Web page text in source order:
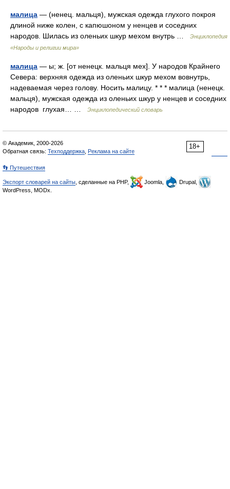
малица — (ненец. мальця), мужская одежда глухого покроя
длиной ниже колен, с капюшоном у ненцев и соседних
народов. Шилась из оленьих шкур мехом внутрь …
Энциклопедия
«Народы и религии мира»
малица — ы; ж. [от ненецк. мальця мех]. У народов Крайнего
Севера: верхняя одежда из оленьих шкур мехом вовнутрь,
надеваемая через голову. Носить малицу. * * * малица (ненецк.
мальця), мужская одежда из оленьих шкур у ненцев и соседних
народов глухая… …
Энциклопедический словарь
18+
© Академик, 2000-2026
Обратная связь: Техподдержка Реклама на сайте
👣 Путешествия
Экспорт словарей на сайты , сделанные на PHP, Joomla,
Drupal,
WordPress, MODx.